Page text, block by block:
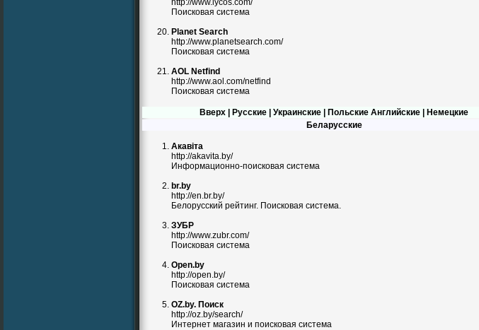
http://www.lycos.com/
Поисковая система
Planet Search
http://www.planetsearch.com/
Поисковая система
AOL Netfind
http://www.aol.com/netfind
Поисковая система
Вверх Русские Украинские Польские Английские
Немецкие
Беларусские
Акавіта
http://akavita.by/
Информационно-поисковая система
br.by
http://en.br.by/
Белорусский рейтинг. Поисковая система.
ЗУБР
http://www.zubr.com/
Поисковая система
Open.by
http://open.by/
Поисковая система
OZ.by. Поиск
http://oz.by/search/
Интернет магазин и поисковая система